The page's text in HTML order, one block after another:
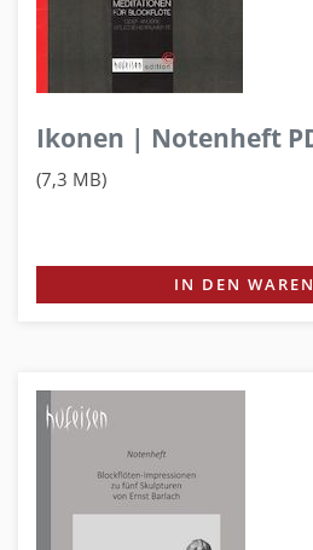
Ikonen | Notenheft
(7,3 MB)
IN DEN